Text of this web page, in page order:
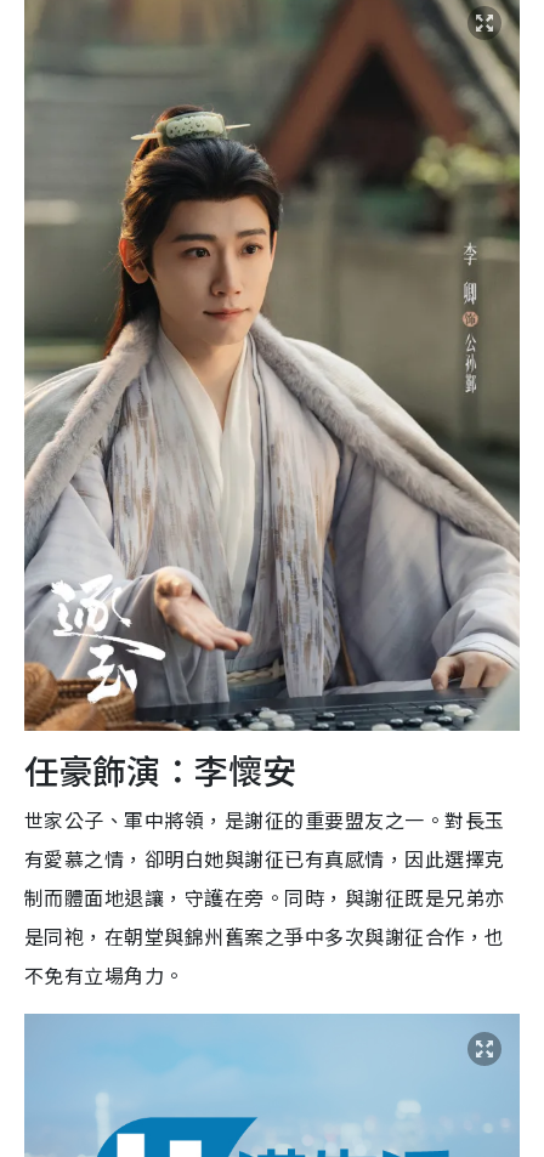
任豪飾演：李懷安
世家公子、軍中將領，是謝征的重要盟友之一。對長玉
有愛慕之情，卻明白她與謝征已有真感情，因此選擇克
制而體面地退讓，守護在旁。同時，與謝征既是兄弟亦
是同袍，在朝堂與錦州舊案之爭中多次與謝征合作，也
不免有立場角力。